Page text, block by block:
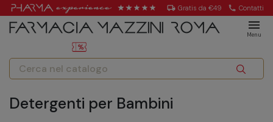
local_shipping Gratis da €49 call Contatti
menu
Menu
Detergenti per Bambini